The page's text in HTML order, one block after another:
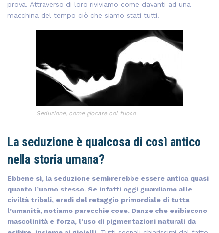
prova. Attraverso di loro riviviamo come davanti ad una
macchina del tempo ciò che siamo stati tutti.
Seduzione, come giocare col fuoco
La seduzione è qualcosa di così antico
nella storia umana?
Ebbene sì, la seduzione sembrerebbe essere antica quasi
quanto l’uomo stesso. Se infatti oggi guardiamo alle
civiltà tribali, eredi del retaggio primordiale di tutta
l’umanità, notiamo parecchie cose. Danze che esibiscono
mascolinità e forza, l’uso di pigmentazioni naturali da